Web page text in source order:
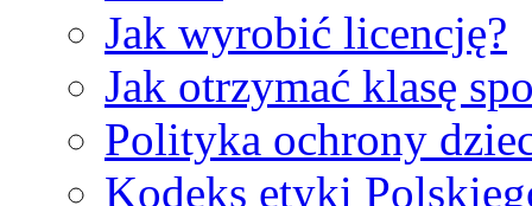
Jak wyrobić licencję?
Jak otrzymać klasę
Polityka ochrony
Kodeks etyki